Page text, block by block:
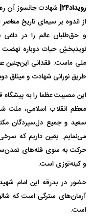
رویداد۲۴|
شهادت جانسوز آن
از اندوه بر سیمای تاریخ
و حق‌طلبان عالم را در
نویدبخشِ حیات دوباره
ملی ماست. فقدانی این‌چنین
طریق نورانی شهادت و میثاق
این مصیبت عظما را به
معظم انقلاب اسلامی، ملت
سعید و جمیع دل‌سپردگان
می‌نمایم. یقین داریم که
حرکت به سوی قله‌های
و کینه‌توزی است.
حضور در بدرقه این امام
آرمان‌های سترگی است که
است.